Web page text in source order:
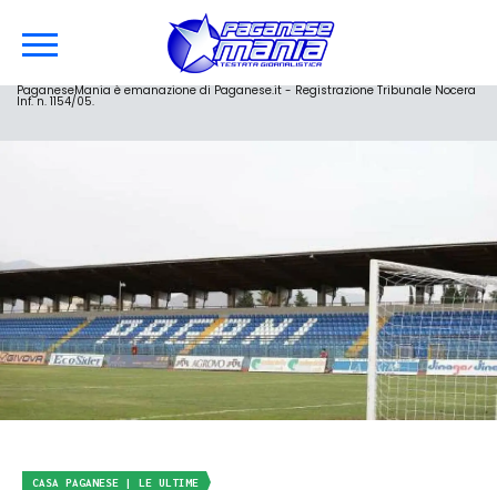
PaganeseMania è emanazione di Paganese.it - Registrazione Tribunale Nocera
Inf. n. 1154/05.
CASA PAGANESE | LE ULTIME